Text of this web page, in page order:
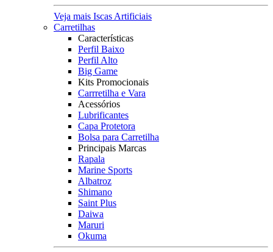
Veja mais Iscas Artificiais
Carretilhas
Características
Perfil Baixo
Perfil Alto
Big Game
Kits Promocionais
Carrretilha e Vara
Acessórios
Lubrificantes
Capa Protetora
Bolsa para Carretilha
Principais Marcas
Rapala
Marine Sports
Albatroz
Shimano
Saint Plus
Daiwa
Maruri
Okuma